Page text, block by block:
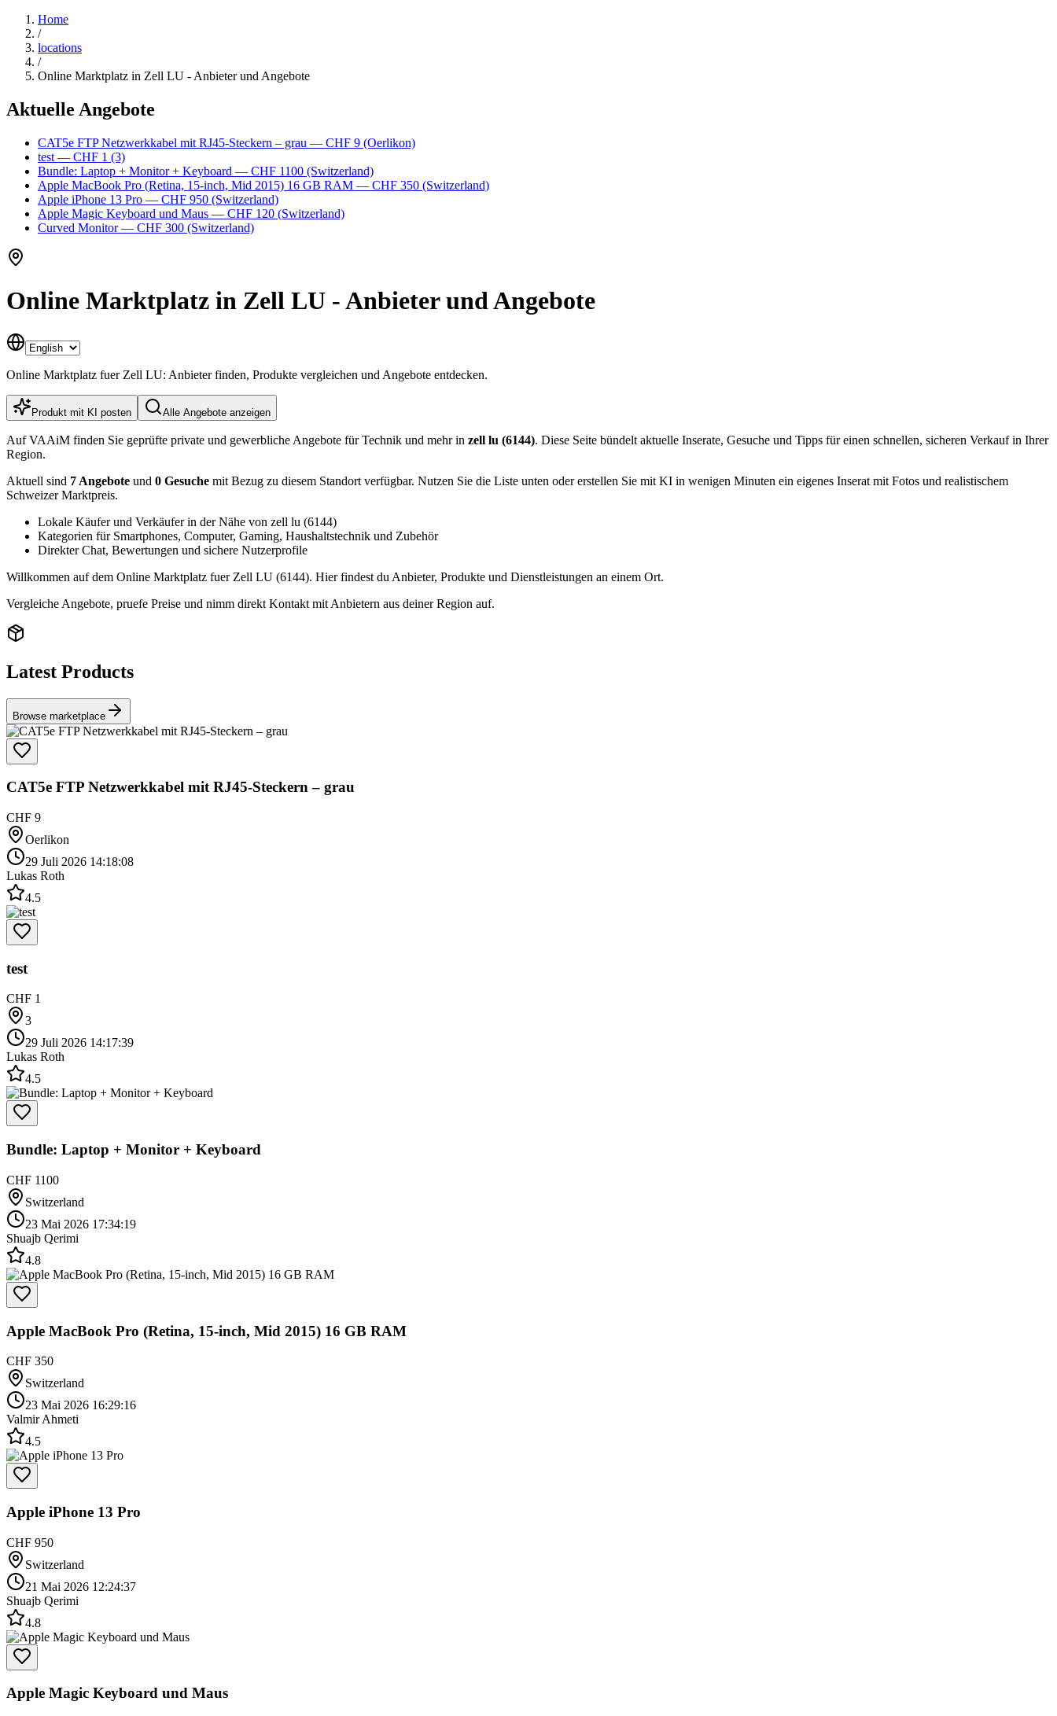
Home
/
locations
/
Online Marktplatz in Zell LU - Anbieter und Angebote
Aktuelle Angebote
CAT5e FTP Netzwerkkabel mit RJ45-Steckern – grau — CHF 9 (Oerlikon)
test — CHF 1 (3)
Bundle: Laptop + Monitor + Keyboard — CHF 1100 (Switzerland)
Apple MacBook Pro (Retina, 15-inch, Mid 2015) 16 GB RAM — CHF 350 (Switzerland)
Apple iPhone 13 Pro — CHF 950 (Switzerland)
Apple Magic Keyboard und Maus — CHF 120 (Switzerland)
Curved Monitor— CHF 300 (Switzerland)
Online Marktplatz in Zell LU - Anbieter und Angebote
Online Marktplatz fuer Zell LU: Anbieter finden, Produkte vergleichen und Angebote entdecken.
Produkt mit KI posten Alle Angebote anzeigen
Auf VAAiM finden Sie geprüfte private und gewerbliche Angebote für Technik und mehr in zell lu (6144). Diese Seite bündelt aktuelle Inserate, Gesuche und Tipps für einen schnellen, sicheren Verkauf in Ihrer
Region.
Aktuell sind 7 Angebote und 0 Gesuche mit Bezug zu diesem Standort verfügbar. Nutzen Sie die Liste unten oder erstellen Sie mit KI in wenigen Minuten ein eigenes Inserat mit Fotos und realistischem
Schweizer Marktpreis.
Lokale Käufer und Verkäufer in der Nähe von zell lu (6144)
Kategorien für Smartphones, Computer, Gaming, Haushaltstechnik und Zubehör
Direkter Chat, Bewertungen und sichere Nutzerprofile
Willkommen auf dem Online Marktplatz fuer Zell LU (6144). Hier findest du Anbieter, Produkte und Dienstleistungen an einem Ort.
Vergleiche Angebote, pruefe Preise und nimm direkt Kontakt mit Anbietern aus deiner Region auf.
Latest Products
Browse marketplace
CAT5e FTP Netzwerkkabel mit RJ45-Steckern – grau
CHF 9
Oerlikon
29 Juli 2026 14:18:08
Lukas Roth
4.5
test
CHF 1
3
29 Juli 2026 14:17:39
Lukas Roth
4.5
Bundle: Laptop + Monitor + Keyboard
CHF 1100
Switzerland
23 Mai 2026 17:34:19
Shuajb Qerimi
4.8
Apple MacBook Pro (Retina, 15-inch, Mid 2015) 16 GB RAM
CHF 350
Switzerland
23 Mai 2026 16:29:16
Valmir Ahmeti
4.5
Apple iPhone 13 Pro
CHF 950
Switzerland
21 Mai 2026 12:24:37
Shuajb Qerimi
4.8
Apple Magic Keyboard und Maus